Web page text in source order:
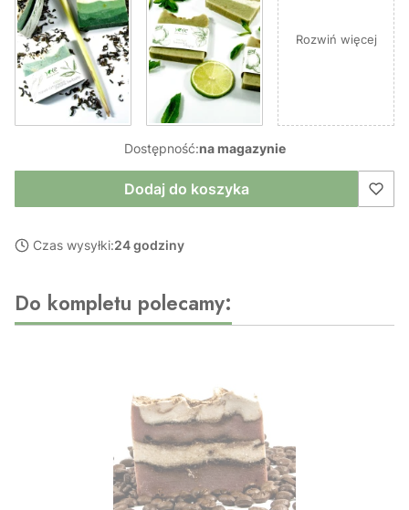
Rozwiń więcej
Dostępność:na magazynie
Dodaj do koszyka
Czas wysyłki:24 godziny
Do kompletu polecamy: